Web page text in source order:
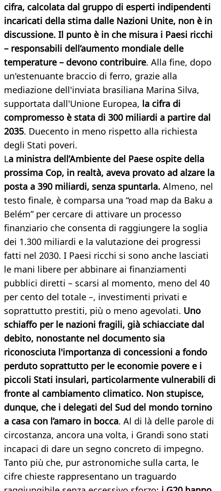
cifra, calcolata dal gruppo di esperti indipendenti
incaricati della stima dalle Nazioni Unite, non è in
discussione. Il punto è in che misura i Paesi ricchi
– responsabili dell’aumento mondiale delle
temperature – devono contribuire. Alla fine, dopo
un'estenuante braccio di ferro, grazie alla
mediazione dell'inviata brasiliana Marina Silva,
supportata dall'Unione Europea, la cifra di
compromesso è stata di 300 miliardi a partire dal
2035. Duecento in meno rispetto alla richiesta
degli Stati poveri.
La ministra dell’Ambiente del Paese ospite della
prossima Cop, in realtà, aveva provato ad alzare la
posta a 390 miliardi, senza spuntarla. Almeno, nel
testo finale, è comparsa una “road map da Baku a
Belém” per cercare di attivare un processo
finanziario che consenta di raggiungere la soglia
dei 1.300 miliardi e la valutazione dei progressi
fatti nel 2030. I Paesi ricchi si sono anche lasciati
le mani libere per abbinare ai finanziamenti
pubblici diretti – scarsi al momento, meno del 40
per cento del totale –, investimenti privati e
soprattutto prestiti, più o meno agevolati. Uno
schiaffo per le nazioni fragili, già schiacciate dal
debito, nonostante nel documento sia
riconosciuta l'importanza di concessioni a fondo
perduto soprattutto per le economie povere e i
piccoli Stati insulari, particolarmente vulnerabili di
fronte al cambiamento climatico. Non stupisce,
dunque, che i delegati del Sud del mondo tornino
a casa con l’amaro in bocca. Al di là delle parole di
circostanza, ancora una volta, i Grandi sono stati
incapaci di dare un segno concreto di impegno.
Tanto più che, pur astronomiche sulla carta, le
cifre chieste rappresentano un traguardo